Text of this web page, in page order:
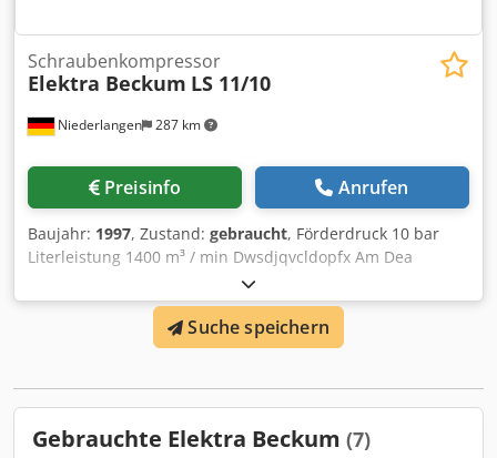
Niederlangen 287 km
Schraubenkompressor
Elektra Beckum LS 11/10
Preisinfo Anrufen
Baujahr: 1997, Zustand: gebraucht, Förderdruck 10 bar
Literleistung 1400 m³ / min Dwsdjqvcldopfx Am Dea
Abmessungen 700 x 550 x 1100 mm
Gesamtleistungsbedarf 11 kW Maschinengewicht ca. 275
kg Betriebsstunden: 13593 Std.Suche speichern
Gebrauchte Elektra Beckum (7)